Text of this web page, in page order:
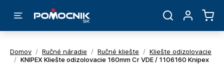
Domov / Ručné náradie / Ručné kliešte / Kliešte odizolovacie
/ KNIPEX Kliešte odizolovacie 160mm Cr VDE / 1106160 Knipex